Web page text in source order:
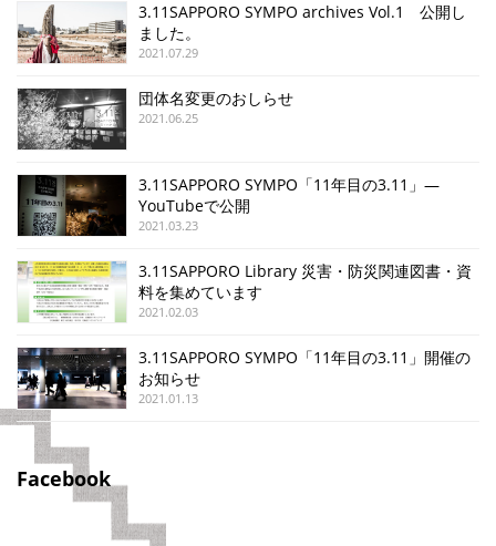
3.11SAPPORO SYMPO archives Vol.1 公開し
ました。
2021.07.29
団体名変更のおしらせ
2021.06.25
3.11SAPPORO SYMPO「11年目の3.11」—
YouTubeで公開
2021.03.23
3.11SAPPORO Library 災害・防災関連図書・資
料を集めています
2021.02.03
3.11SAPPORO SYMPO「11年目の3.11」開催の
お知らせ
2021.01.13
Facebook